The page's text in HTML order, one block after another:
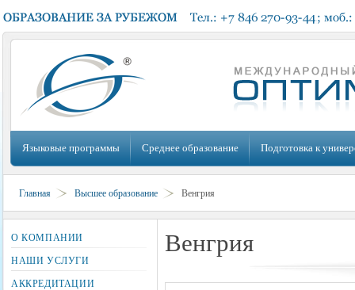
Языковые программы Среднее образование Подготовка к
Главная Высшее образование Венгрия
Венгрия
О КОМПАНИИ
НАШИ УСЛУГИ
АККРЕДИТАЦИИ